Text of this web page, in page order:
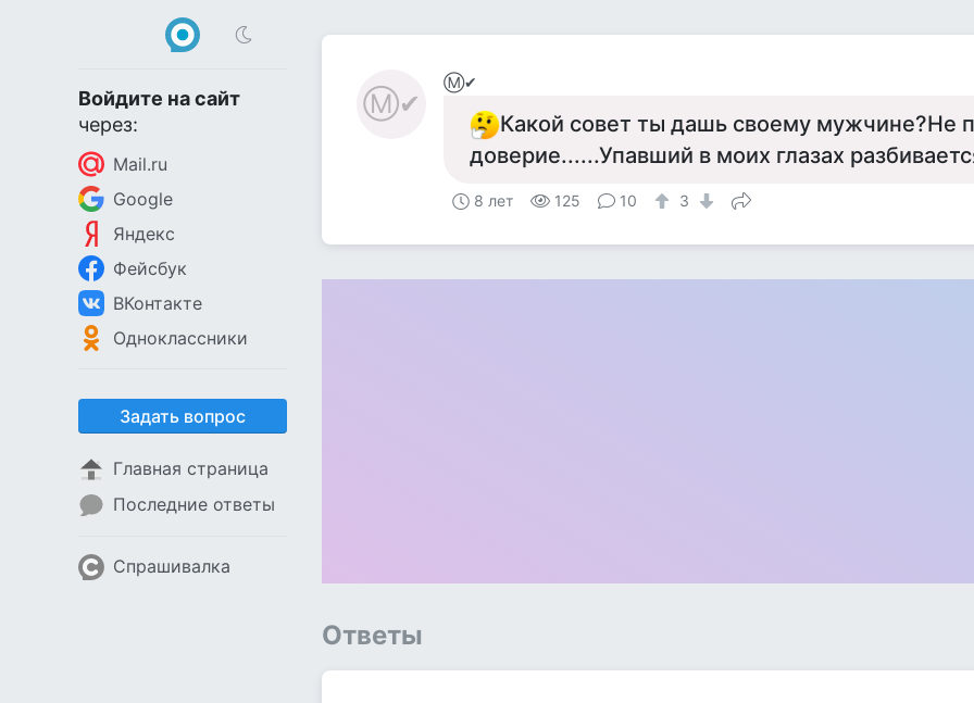
Войдите на сайт
через:
Mail.ru
Google
Яндекс
Фейсбук
ВКонтакте
Одноклассники
Задать вопрос
Главная страница
Последние ответы
Спрашивалка
Ⓜ✔
Ⓜ✔
Какой совет ты дашь своему мужчине?Не
доверие......Упавший в моих глазах
8 лет 125 10 3
Ответы